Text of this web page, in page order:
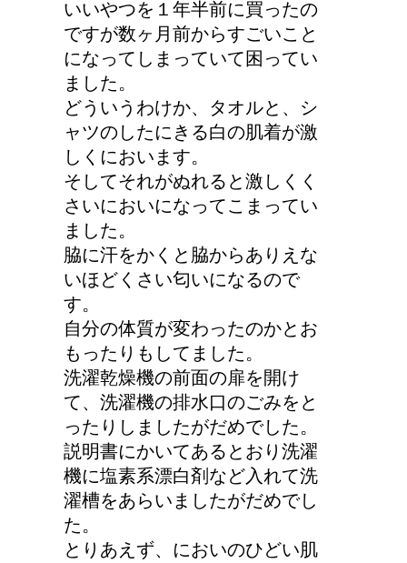
詳しく知りたい！イギリ
猫の長毛は雑種でも可愛
いの？！
いいやつを１年半前に買ったの
ですが数ヶ月前からすごいこと
になってしまっていて困ってい
ました。
どういうわけか、タオルと、シ
ャツのしたにきる白の肌着が激
しくにおいます。
そしてそれがぬれると激しくく
さいにおいになってこまってい
ました。
脇に汗をかくと脇からありえな
いほどくさい匂いになるので
す。
自分の体質が変わったのかとお
もったりもしてました。
洗濯乾燥機の前面の扉を開け
て、洗濯機の排水口のごみをと
ったりしましたがだめでした。
説明書にかいてあるとおり洗濯
機に塩素系漂白剤など入れて洗
濯槽をあらいましたがだめでし
た。
とりあえず、においのひどい肌